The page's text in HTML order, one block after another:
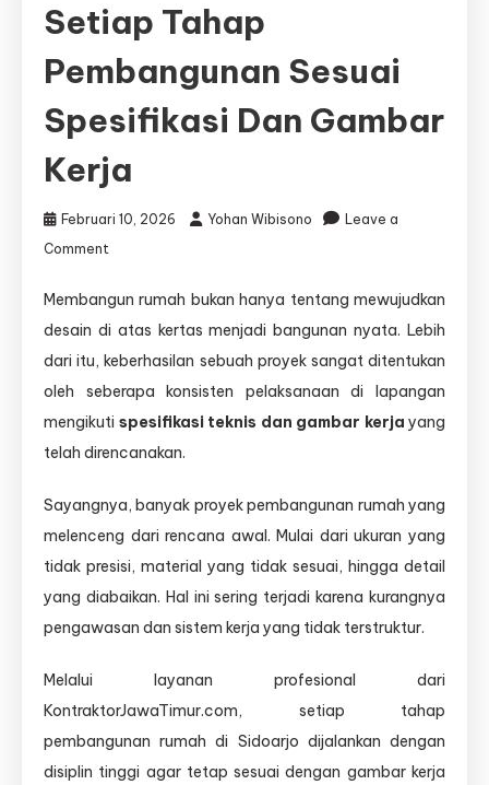
Setiap Tahap
Pembangunan Sesuai
Spesifikasi Dan Gambar
Kerja
Februari 10, 2026 Yohan Wibisono
Leave a
Comment
Memastikan
Setiap
Tahap
Pembangunan
Spesifikasi
dan
Gambar
Membangun rumah bukan hanya tentang mewujudkan
desain di atas kertas menjadi bangunan nyata. Lebih
dari itu, keberhasilan sebuah proyek sangat ditentukan
oleh seberapa konsisten pelaksanaan di lapangan
mengikuti spesifikasi teknis dan gambar kerja yang
telah direncanakan.
Sayangnya, banyak proyek pembangunan rumah yang
melenceng dari rencana awal. Mulai dari ukuran yang
tidak presisi, material yang tidak sesuai, hingga detail
yang diabaikan. Hal ini sering terjadi karena kurangnya
pengawasan dan sistem kerja yang tidak terstruktur.
Melalui layanan profesional dari
KontraktorJawaTimur.com, setiap tahap
pembangunan rumah di Sidoarjo dijalankan dengan
disiplin tinggi agar tetap sesuai dengan gambar kerja